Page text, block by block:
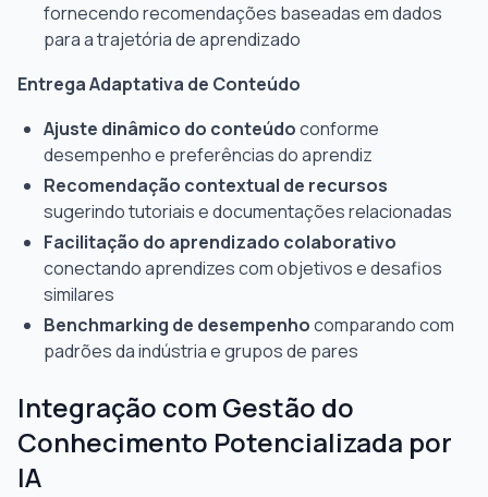
fornecendo recomendações baseadas em dados
para a trajetória de aprendizado
Entrega Adaptativa de Conteúdo
Ajuste dinâmico do conteúdoconforme
desempenho e preferências do aprendiz
Recomendação contextual de recursos
sugerindo tutoriais e documentações relacionadas
Facilitação do aprendizado colaborativo
conectando aprendizes com objetivos e desafios
similares
Benchmarking de desempenhocomparando com
padrões da indústria e grupos de pares
Integração com Gestão do
Conhecimento Potencializada por
IA